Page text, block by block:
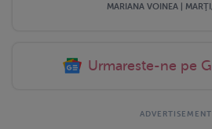
MARIANA VOINEA |
Urmareste-ne pe